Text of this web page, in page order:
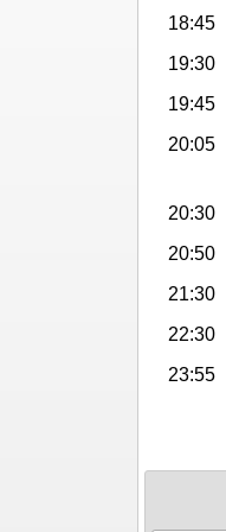
18:45
19:30
19:45
20:05
20:30
20:50
21:30
22:30
23:55